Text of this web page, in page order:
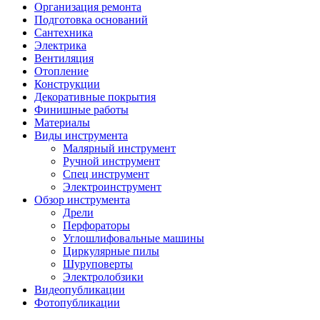
Организация ремонта
Подготовка оснований
Сантехника
Электрика
Вентиляция
Отопление
Конструкции
Декоративные покрытия
Финишные работы
Материалы
Виды инструмента
Малярный инструмент
Ручной инструмент
Спец инструмент
Электроинструмент
Обзор инструмента
Дрели
Перфораторы
Углошлифовальные машины
Циркулярные пилы
Шуруповерты
Электролобзики
Видеопубликации
Фотопубликации